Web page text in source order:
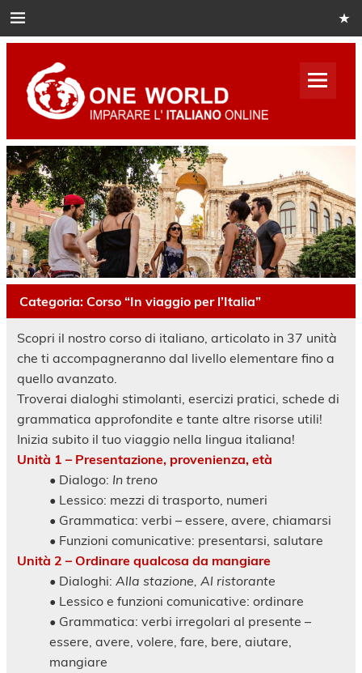
to
One
Categoria: Corso “In viaggio per l’Italia”
Scopri il nostro corso di italiano, articolato in 37 unità
che ti accompagneranno dal livello elementare fino a
quello avanzato.
Troverai dialoghi stimolanti, esercizi pratici, schede di
grammatica approfondite e tante altre risorse utili!
Inizia subito il tuo viaggio nella lingua italiana!
Unità 1 – Presentazione, provenienza, età
• Dialogo: In treno
• Lessico: mezzi di trasporto, numeri
• Grammatica: verbi – essere, avere, chiamarsi
• Funzioni comunicative: presentarsi, salutare
Unità 2 – Ordinare qualcosa da mangiare
• Dialoghi: Alla stazione, Al ristorante
• Lessico e funzioni comunicative: ordinare
• Grammatica: verbi irregolari al presente –
essere, avere, volere, fare, bere, aiutare,
mangiare